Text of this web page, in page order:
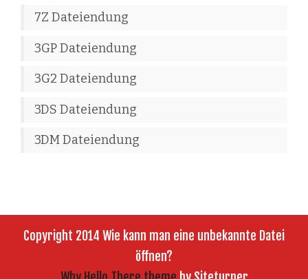
7Z Dateiendung
3GP Dateiendung
3G2 Dateiendung
3DS Dateiendung
3DM Dateiendung
Copyright 2014 Wie kann man eine unbekannte Datei
öffnen?